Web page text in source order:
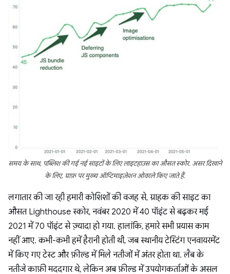
समय के साथ, पब्लिश की गई नई साइटों के लिए लाइटहाउस का औसत स्कोर. असर दिखाने
के लिए, ग्राफ़ पर मुख्य ऑप्टिमाइज़ेशन ओवरले किए जाते हैं.
लगातार की जा रही हमारी कोशिशों की वजह से, ग्राहक की साइट का
औसत Lighthouse स्कोर, नवंबर 2020 में 40 पॉइंट से बढ़कर मई
2021 में 70 पॉइंट से ज़्यादा हो गया. हालांकि, हमारे सभी प्रयास काम
नहीं आए. कभी-कभी हमें हैरानी होती थी, जब स्थानीय टेस्टिंग एनवायरमेंट
में किए गए टेस्ट और फ़ील्ड में मिले नतीजों में अंतर होता था. लैब के
नतीजे काफ़ी मददगार थे, लेकिन अब फ़ील्ड में उपयोगकर्ताओं के असल